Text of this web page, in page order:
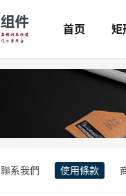
首页 矩
聯系我們 使用條款